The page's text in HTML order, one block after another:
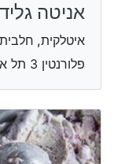
אניטה
איטלקית, חלבית
פלורנטין 3‏ ‏תל אביב-יפו‏, תל אביב יפו